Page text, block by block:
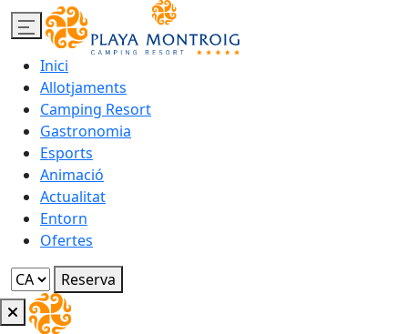
Inici
Allotjaments
Camping Resort
Gastronomia
Esports
Animació
Actualitat
Entorn
Ofertes
Reserva